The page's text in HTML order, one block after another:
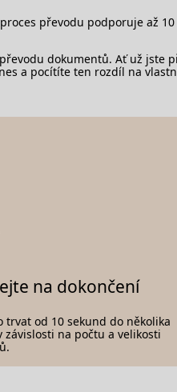
převodu podporuje až
dokumentů. Ať už jste
a pocítíte ten rozdíl na
na dokončení
trvat od 10 sekund do několika
závislosti na počtu a velikosti